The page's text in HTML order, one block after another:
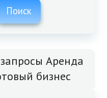
Поиск
Аренда
бизнес